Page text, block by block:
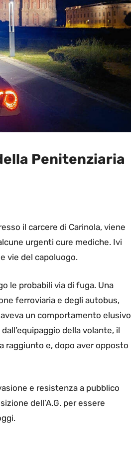
Penitenziaria
il carcere di Carinola, viene
urgenti cure mediche. Ivi
vie del capoluogo.
le probabili via di fuga. Una
ferroviaria e degli autobus,
un comportamento elusivo
della volante, il
raggiunto e, dopo aver opposto
e resistenza a pubblico
dell’A.G. per essere